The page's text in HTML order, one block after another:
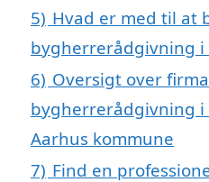
5) Hvad er med til at
bygherrerådgivning i
6) Oversigt over
bygherrerådgivning i
Aarhus kommune
7) Find en